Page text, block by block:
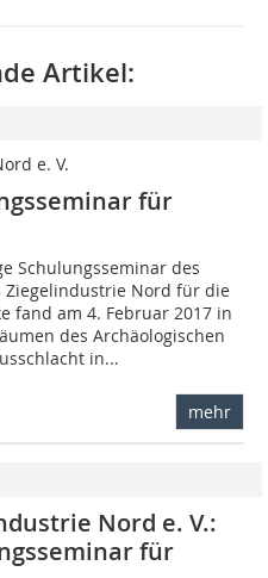
Artikel:
e. V.
für
Schulungsseminar des
Ziegelindustrie Nord für die
fand am 4. Februar 2017 in
des Archäologischen
in...
mehr
Nord e. V.:
für